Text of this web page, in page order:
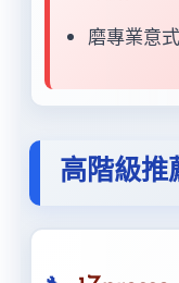
磨專業意
高階級